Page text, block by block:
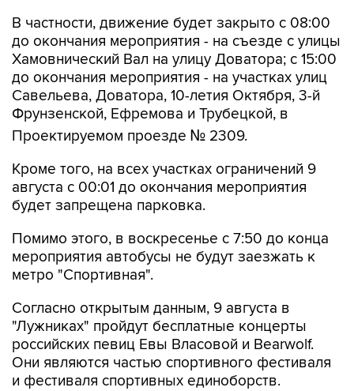
В частности, движение будет закрыто с 08:00
до окончания мероприятия - на съезде с улицы
Хамовнический Вал на улицу Доватора; с 15:00
до окончания мероприятия - на участках улиц
Савельева, Доватора, 10-летия Октября, 3-й
Фрунзенской, Ефремова и Трубецкой, в
Проектируемом проезде № 2309.
Кроме того, на всех участках ограничений 9
августа с 00:01 до окончания мероприятия
будет запрещена парковка.
Помимо этого, в воскресенье с 7:50 до конца
мероприятия автобусы не будут заезжать к
метро "Спортивная".
Согласно открытым данным, 9 августа в
"Лужниках" пройдут бесплатные концерты
российских певиц Евы Власовой и Bearwolf.
Они являются частью спортивного фестиваля
и фестиваля спортивных единоборств.